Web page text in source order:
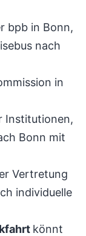
bpb in Bonn,
nach
in
Institutionen,
Bonn mit
Vertretung
individuelle
könnt